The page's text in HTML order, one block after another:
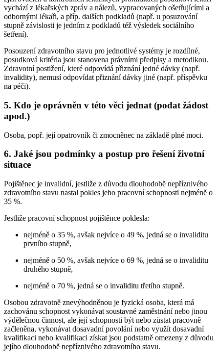
vychází z lékařských zpráv a nálezů, vypracovaných ošetřujícími a
odbornými lékaři, a příp. dalších podkladů (např. u posuzování
stupně závislosti je jedním z podkladů též výsledek sociálního
šetření).
Posouzení zdravotního stavu pro jednotlivé systémy je rozdílné,
posudková kritéria jsou stanovena právními předpisy a metodikou.
Zdravotní postižení, které odpovídá přiznání jedné dávky (např.
invalidity), nemusí odpovídat přiznání dávky jiné (např. příspěvku
na péči).
5. Kdo je oprávněn v této věci jednat (podat žádost
apod.)
Osoba, popř. její opatrovník či zmocněnec na základě plné moci.
6. Jaké jsou podmínky a postup pro řešení životní
situace
Pojištěnec je invalidní, jestliže z důvodu dlouhodobě nepříznivého
zdravotního stavu nastal pokles jeho pracovní schopnosti nejméně o
35 %.
Jestliže pracovní schopnost pojištěnce poklesla:
nejméně o 35 %, avšak nejvíce o 49 %, jedná se o invaliditu
prvního stupně,
nejméně o 50 %, avšak nejvíce o 69 %, jedná se o invaliditu
druhého stupně,
nejméně o 70 %, jedná se o invaliditu třetího stupně.
Osobou zdravotně znevýhodněnou je fyzická osoba, která má
zachovánu schopnost vykonávat soustavné zaměstnání nebo jinou
výdělečnou činnost, ale její schopnosti být nebo zůstat pracovně
začleněna, vykonávat dosavadní povolání nebo využít dosavadní
kvalifikaci nebo kvalifikaci získat jsou podstatně omezeny z důvodu
jejího dlouhodobě nepříznivého zdravotního stavu.